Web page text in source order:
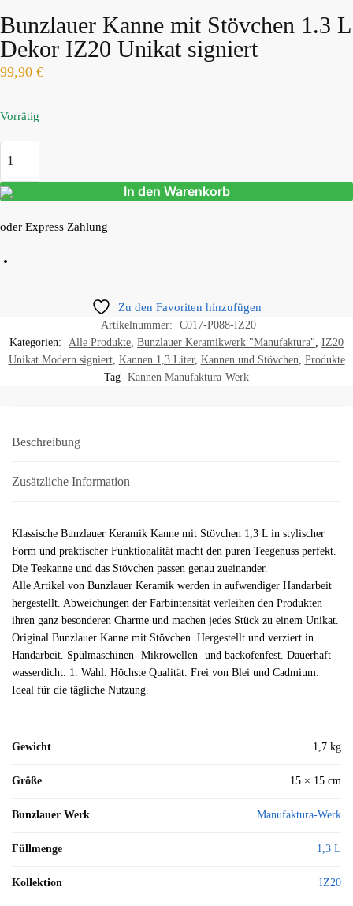
Bunzlauer Kanne mit Stövchen 1.3 L
Dekor IZ20 Unikat signiert
99,90 €
Vorrätig
In den Warenkorb
oder Express Zahlung
Zu den Favoriten hinzufügen
Artikelnummer:
C017-P088-IZ20
Kategorien:
Alle Produkte, Bunzlauer Keramikwerk "Manufaktura", IZ20
Unikat Modern signiert, Kannen 1,3 Liter, Kannen und Stövchen, Produkte
Tag Kannen Manufaktura-Werk
Beschreibung
Zusätzliche Information
Klassische Bunzlauer Keramik Kanne mit Stövchen 1,3 L in stylischer
Form und praktischer Funktionalität macht den puren Teegenuss perfekt.
Die Teekanne und das Stövchen passen genau zueinander.
Alle Artikel von Bunzlauer Keramik werden in aufwendiger Handarbeit
hergestellt. Abweichungen der Farbintensität verleihen den Produkten
ihren ganz besonderen Charme und machen jedes Stück zu einem Unikat.
Original Bunzlauer Kanne mit Stövchen. Hergestellt und verziert in
Handarbeit. Spülmaschinen- Mikrowellen- und backofenfest. Dauerhaft
wasserdicht. 1. Wahl. Höchste Qualität. Frei von Blei und Cadmium.
Ideal für die tägliche Nutzung.
Gewicht 1,7 kg
Größe 15 × 15 cm
Bunzlauer Werk Manufaktura-Werk
Füllmenge 1,3 L
Kollektion IZ20